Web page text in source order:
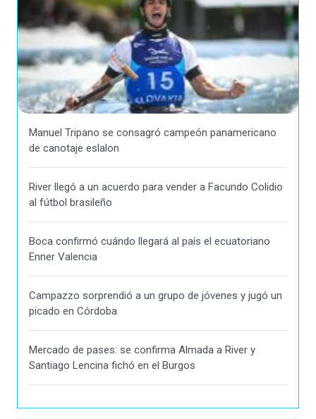
Manuel Tripano se consagró campeón panamericano
de canotaje eslalon
River llegó a un acuerdo para vender a Facundo Colidio
al fútbol brasileño
Boca confirmó cuándo llegará al país el ecuatoriano
Enner Valencia
Campazzo sorprendió a un grupo de jóvenes y jugó un
picado en Córdoba
Mercado de pases: se confirma Almada a River y
Santiago Lencina fichó en el Burgos